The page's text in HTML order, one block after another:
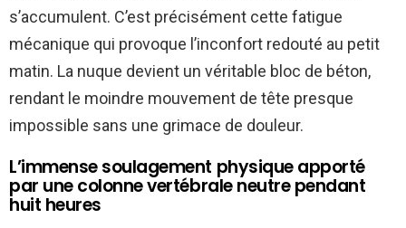
s’accumulent. C’est précisément cette fatigue
mécanique qui provoque l’inconfort redouté au petit
matin. La nuque devient un véritable bloc de béton,
rendant le moindre mouvement de tête presque
impossible sans une grimace de douleur.
L’immense soulagement physique apporté
par une colonne vertébrale neutre pendant
huit heures